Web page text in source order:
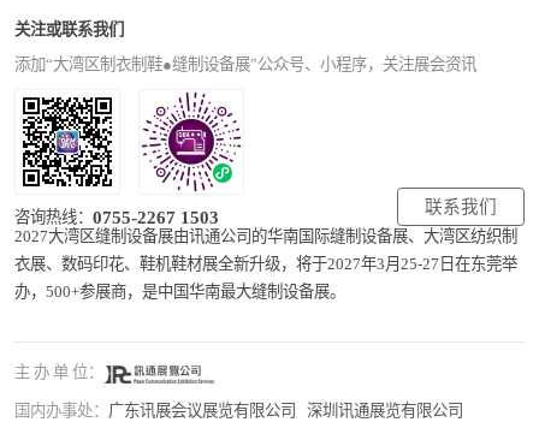
关注或联系我们
添加“大湾区制衣制鞋●缝制设备展”公众号、小程序，关注展会资讯
咨询热线：0755-2267 1503
联系我们
2027大湾区缝制设备展由讯通公司的华南国际缝制设备展、大湾区纺织制
衣展、数码印花、鞋机鞋材展全新升级，将于2027年3月25-27日在东莞举
办，500+参展商，是中国华南最大缝制设备展。
主 办 单 位：
国内办事处： 广东讯展会议展览有限公司 深圳讯通展览有限公司